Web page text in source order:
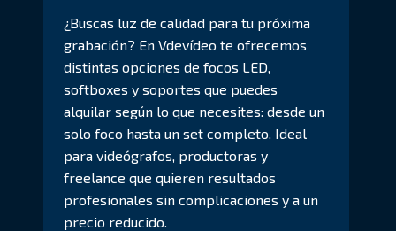
¿Buscas luz de calidad para tu próxima
grabación? En Vdevídeo te ofrecemos
distintas opciones de focos LED,
softboxes y soportes que puedes
alquilar según lo que necesites: desde un
solo foco hasta un set completo. Ideal
para videógrafos, productoras y
freelance que quieren resultados
profesionales sin complicaciones y a un
precio reducido.